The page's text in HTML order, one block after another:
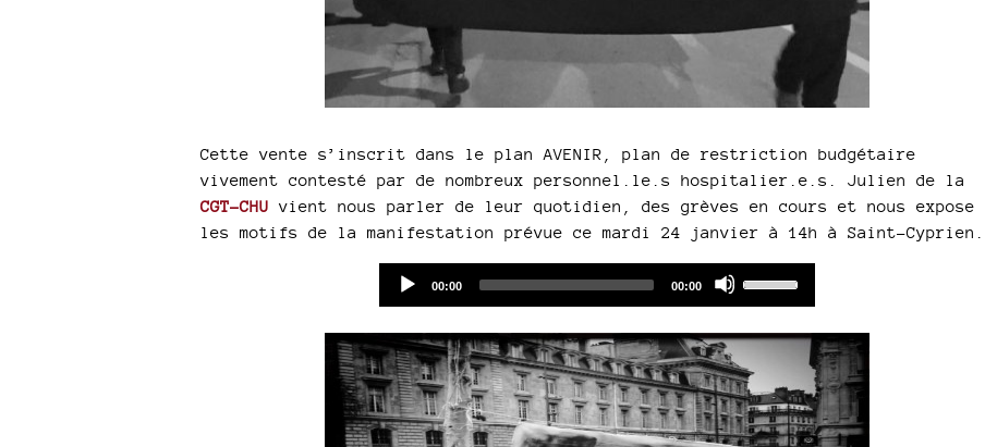
Cette vente s’inscrit dans le plan AVENIR, plan de restriction budgétaire
vivement contesté par de nombreux personnel.le.s hospitalier.e.s. Julien de la
CGT-CHU vient nous parler de leur quotidien, des grèves en cours et nous expose
les motifs de la manifestation prévue ce mardi 24 janvier à 14h à Saint-Cyprien.
Current
00:00
Total
00:00
to
increase
or